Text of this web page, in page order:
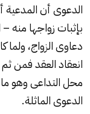
الدعوى أن المدعية
بإثبات زواجها
دعاوى الزواج،
انعقاد العقد فمن
محل التداعى وهو
الدعوى الماثلة.